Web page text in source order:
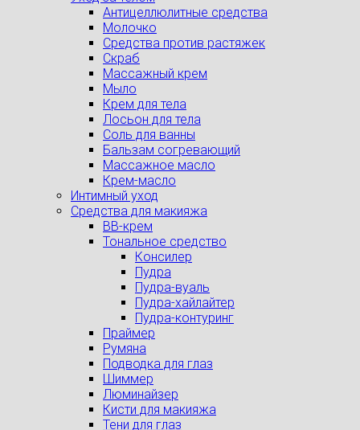
Антицеллюлитные средства
Молочко
Средства против растяжек
Скраб
Массажный крем
Мыло
Крем для тела
Лосьон для тела
Соль для ванны
Бальзам согревающий
Массажное масло
Крем-масло
Интимный уход
Средства для макияжа
BB-крем
Тональное средство
Консилер
Пудра
Пудра-вуаль
Пудра-хайлайтер
Пудра-контуринг
Праймер
Румяна
Подводка для глаз
Шиммер
Люминайзер
Кисти для макияжа
Тени для глаз